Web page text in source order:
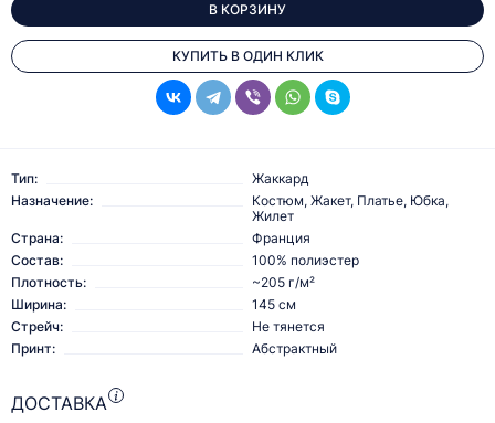
В КОРЗИНУ
КУПИТЬ В ОДИН КЛИК
Тип:
Жаккард
Назначение:
Костюм, Жакет, Платье, Юбка,
Жилет
Страна:
Франция
Состав:
100% полиэстер
Плотность:
~205 г/м²
Ширина:
145 см
Стрейч:
Не тянется
Принт:
Абстрактный
ДОСТАВКА